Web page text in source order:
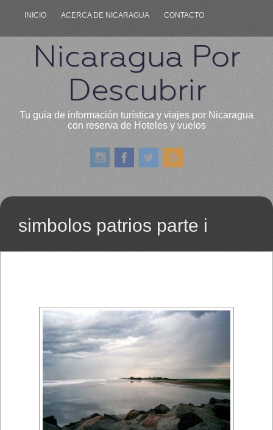
INICIO ACERCA DE NICARAGUA CONTACTO
Nicaragua Por
Descubrir
Tu guia de información turística y viajes por Nicaragua
con reserva de Hoteles y vuelos
simbolos patrios parte i